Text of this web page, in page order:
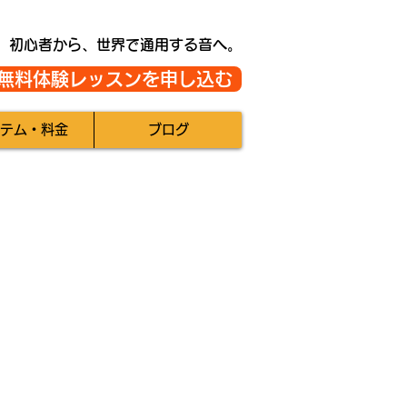
初心者から、世界で通用する音へ。
料体験レッスンを申し込む
ム・料金 ブログ